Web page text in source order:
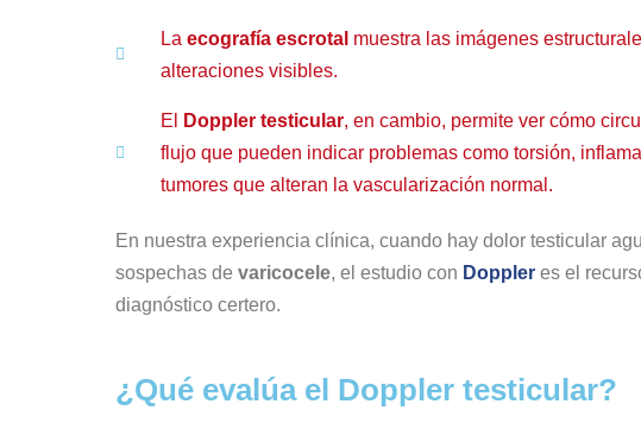
La ecografía escrotal muestra las imágenes
alteraciones visibles.
El Doppler testicular, en cambio, permite ver cómo
flujo que pueden indicar problemas como torsión,
tumores que alteran la vascularización normal.
En nuestra experiencia clínica, cuando hay dolor testicular
sospechas de varicocele, el estudio con Doppler es el
diagnóstico certero.
¿Qué evalúa el Doppler testicular?